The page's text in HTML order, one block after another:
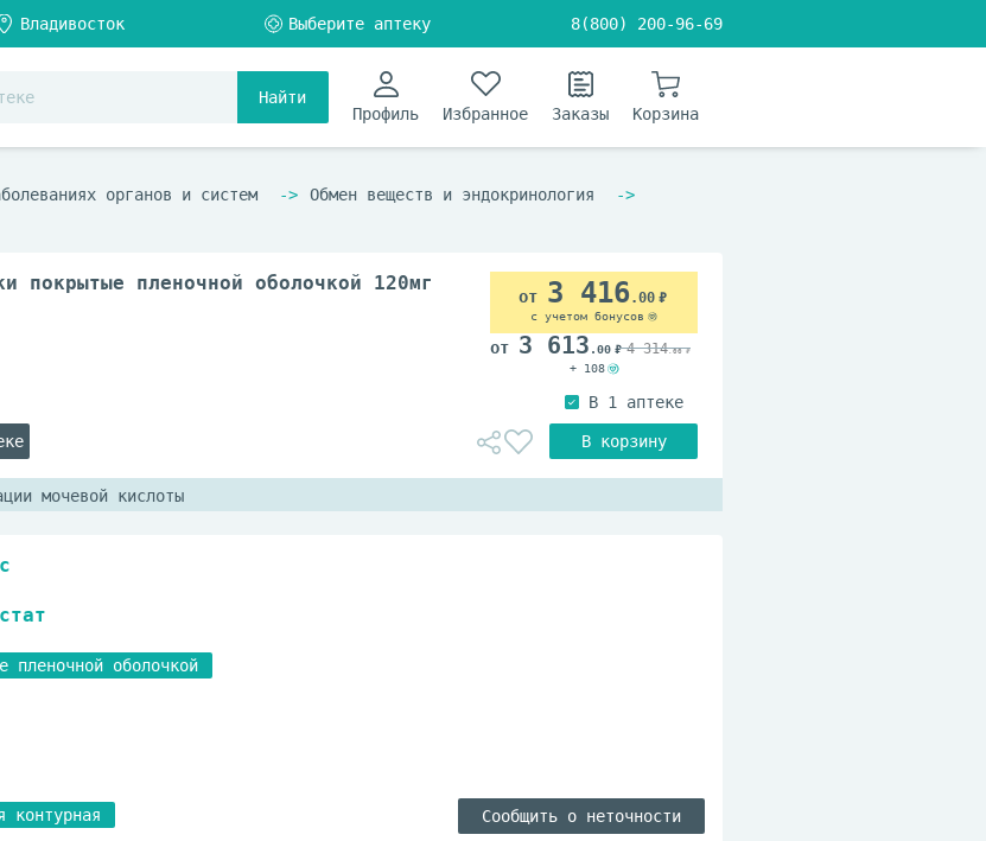
8(800) 200-96-69
Найти
Профиль
Избранное Заказы Корзина
органов и систем
Обмен веществ и эндокринология
покрытые пленочной оболочкой 120мг
3 416.00
с учетом бонусов
3 613 .00 4 314.00
+ 108
мочевой кислоты
пленочной оболочкой
контурная Сообщить о неточности